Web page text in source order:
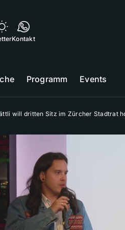
Kontakt
Programm Events
will dritten Sitz im Zürcher Stadtrat